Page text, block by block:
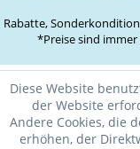
Rabatte,
*Preise sind
Diese Website
der Website
Andere Cookies, die
erhöhen, der